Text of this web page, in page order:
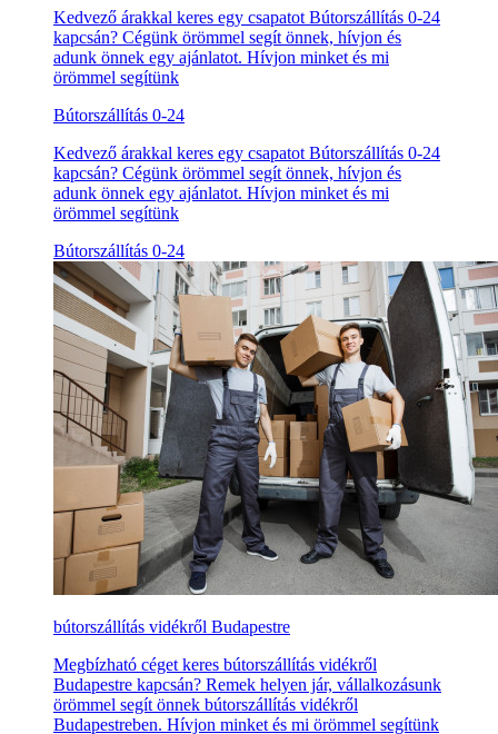
Kedvező árakkal keres egy csapatot Bútorszállítás 0-24
kapcsán? Cégünk örömmel segít önnek, hívjon és
adunk önnek egy ajánlatot. Hívjon minket és mi
örömmel segítünk
Bútorszállítás 0-24
Kedvező árakkal keres egy csapatot Bútorszállítás 0-24
kapcsán? Cégünk örömmel segít önnek, hívjon és
adunk önnek egy ajánlatot. Hívjon minket és mi
örömmel segítünk
Bútorszállítás 0-24
bútorszállítás vidékről Budapestre
Megbízható céget keres bútorszállítás vidékről
Budapestre kapcsán? Remek helyen jár, vállalkozásunk
örömmel segít önnek bútorszállítás vidékről
Budapestreben. Hívjon minket és mi örömmel segítünk